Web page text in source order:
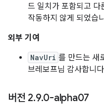
드 일치가 포함되고 다
작동하지 않게 되었습
외부 기여
NavUri 를 만드는 새
브레보프님 감사합니
버전 2.9.0-alpha07